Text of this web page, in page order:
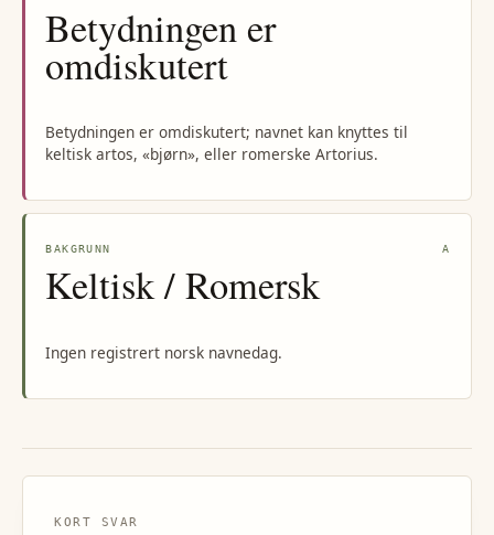
Betydningen er
omdiskutert
Betydningen er omdiskutert; navnet kan knyttes til
keltisk artos, «bjørn», eller romerske Artorius.
BAKGRUNN A
Keltisk / Romersk
Ingen registrert norsk navnedag.
KORT SVAR